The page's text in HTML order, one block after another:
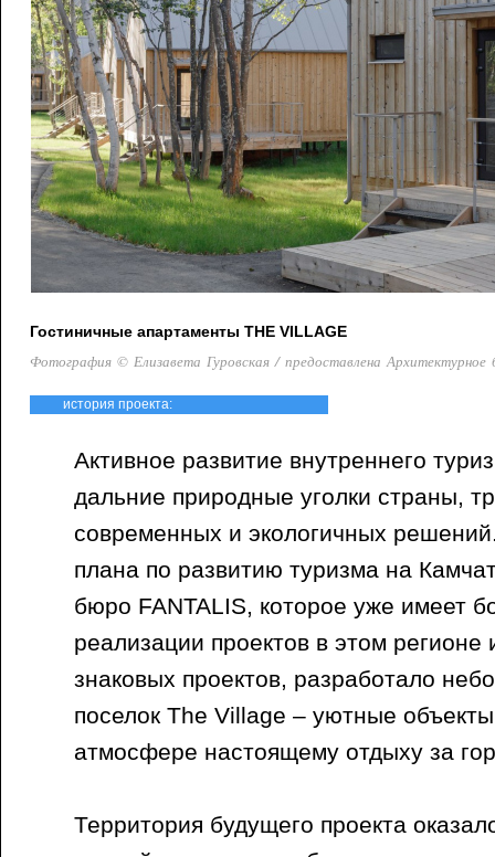
Гостиничные апартаменты THE VILLAGE
Фотография © Елизавета Гуровская / предоставлена Архитектурное
история проекта:
Активное развитие внутреннего
дальние природные уголки страны,
современных и экологичных
плана по развитию туризма на
бюро FANTALIS, которое уже имеет
реализации проектов в этом регионе
знаковых проектов, разработало
поселок The Village – уютные
атмосфере настоящему отдыху за
Территория будущего проекта